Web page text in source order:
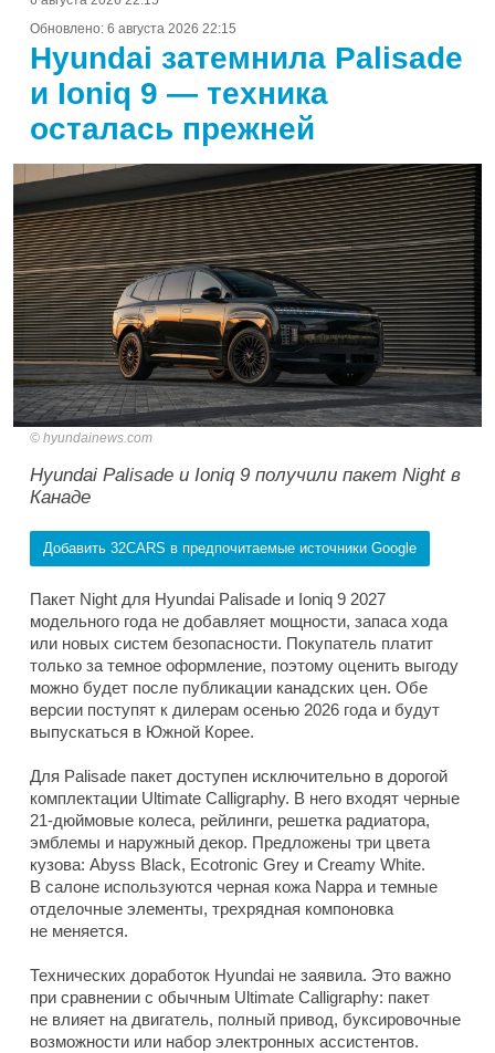
Обновлено: 6 августа 2026 22:15
Hyundai затемнила Palisade
и Ioniq 9 — техника
осталась прежней
hyundainews.com
Hyundai Palisade и Ioniq 9 получили пакет Night в
Канаде
Добавить 32CARS в предпочитаемые источники Google
Пакет Night для Hyundai Palisade и Ioniq 9 2027
модельного года не добавляет мощности, запаса хода
или новых систем безопасности. Покупатель платит
только за темное оформление, поэтому оценить выгоду
можно будет после публикации канадских цен. Обе
версии поступят к дилерам осенью 2026 года и будут
выпускаться в Южной Корее.
Для Palisade пакет доступен исключительно в дорогой
комплектации Ultimate Calligraphy. В него входят черные
21-дюймовые колеса, рейлинги, решетка радиатора,
эмблемы и наружный декор. Предложены три цвета
кузова: Abyss Black, Ecotronic Grey и Creamy White.
В салоне используются черная кожа Nappa и темные
отделочные элементы, трехрядная компоновка
не меняется.
Технических доработок Hyundai не заявила. Это важно
при сравнении с обычным Ultimate Calligraphy: пакет
не влияет на двигатель, полный привод, буксировочные
возможности или набор электронных ассистентов.